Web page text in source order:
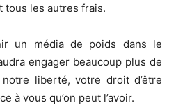
tous les autres frais.
un média de poids dans le
engager beaucoup plus de
liberté, votre droit d’être
à vous qu’on peut l’avoir.